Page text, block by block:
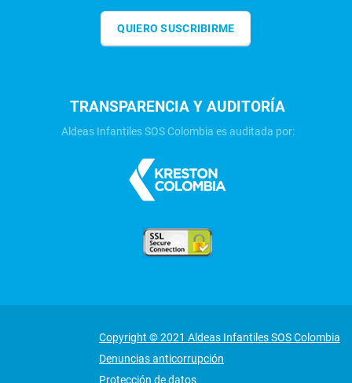
QUIERO SUSCRIBIRME
TRANSPARENCIA Y AUDITORÍA
Aldeas Infantiles SOS Colombia es auditada por:
Copyright © 2021 Aldeas Infantiles SOS Colombia
Denuncias anticorrupción
Protección de datos